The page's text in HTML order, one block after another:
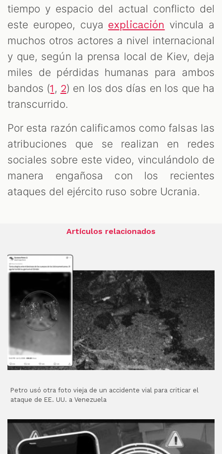
tiempo y espacio del actual conflicto del
este europeo, cuya explicación vincula a
muchos otros actores a nivel internacional
y que, según la prensa local de Kiev, deja
miles de pérdidas humanas para ambos
bandos (1 , 2) en los dos días en los que ha
transcurrido.
Por esta razón calificamos como falsas las
atribuciones que se realizan en redes
sociales sobre este video, vinculándolo de
manera engañosa con los recientes
ataques del ejército ruso sobre Ucrania.
Artículos relacionados
Petro usó otra foto vieja de un accidente vial para criticar el
ataque de EE. UU. a Venezuela